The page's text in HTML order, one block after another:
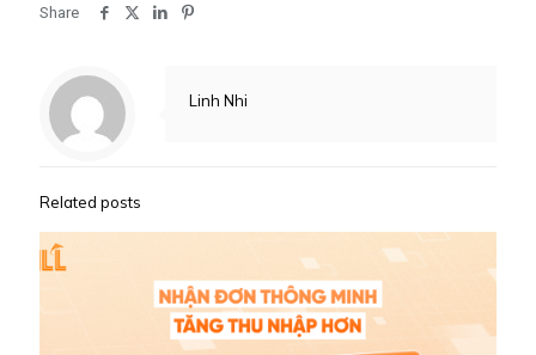
Share
Linh Nhi
Related posts